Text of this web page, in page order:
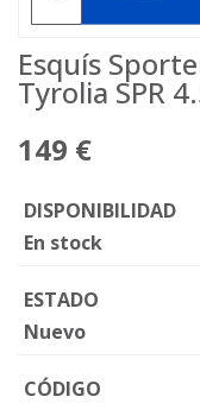
Esquís
Tyrolia SPR
149 €
DISPONIBILIDAD
En stock
ESTADO
Nuevo
CÓDIGO